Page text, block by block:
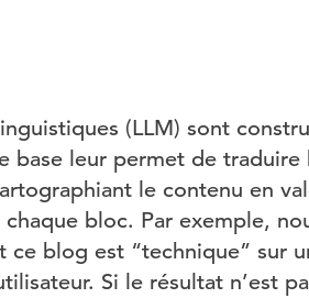
(LLM) sont
base leur permet de
le contenu en
bloc. Par exemple,
ce blog est “technique” sur
Si le résultat n’est